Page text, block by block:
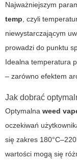
Najważniejszym
temp, czyli
niewystarczającym
prowadzi do punktu
Idealna temperatura
– zarówno efektem
Jak dobrać
Optymalna weed
oczekiwań
się zakres
wartości mogą się